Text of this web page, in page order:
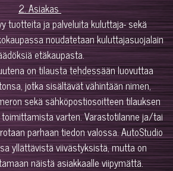
2. Asiakas
tuotteita ja palveluita kuluttaja- sekä
noudatetaan kuluttajasuojalain
etäkaupasta.
on tilausta tehdessään luovuttaa
jotka sisältävät vähintään nimen,
sekä sähköpostiosoitteen tilauksen
varten. Varastotilanne ja/tai
parhaan tiedon valossa. AutoStudio
yllättävistä viivästyksistä, mutta on
näistä asiakkaalle viipymättä.